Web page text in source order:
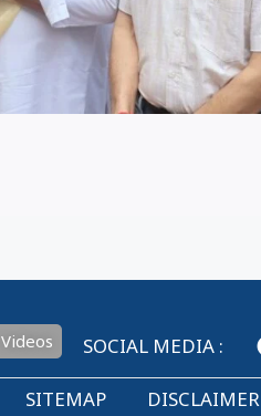
Videos SOCIAL MEDIA :
SITEMAP DISCLAIMER